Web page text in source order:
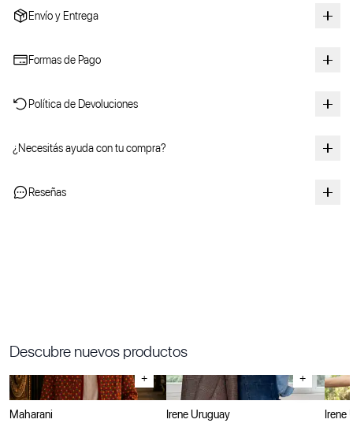
Envío y Entrega
Formas de Pago
Política de Devoluciones
¿Necesitás ayuda con tu compra?
Reseñas
Descubre nuevos productos
+
Maharani
+
Irene Uruguay
Irene